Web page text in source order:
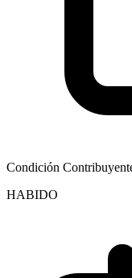
Condición
HABIDO